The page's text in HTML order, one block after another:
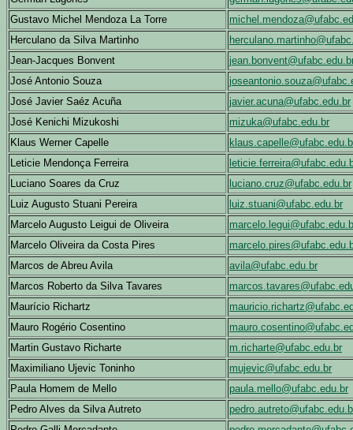
Gustavo Michel Mendoza La Torre
Herculano da Silva Martinho
Jean-Jacques Bonvent
José Antonio Souza
José Javier Saéz Acuña
javier.acuna@ufabc.edu.br
José Kenichi Mizukoshi
mizuka@ufabc.edu.br
Klaus Werner Capelle
Leticie Mendonça Ferreira
Luciano Soares da Cruz
luciano.cruz@ufabc.edu.br
Luiz Augusto Stuani Pereira
luiz.stuani@ufabc.edu.br
Marcelo Augusto Leigui de Oliveira
Marcelo Oliveira da Costa Pires
Marcos de Abreu Avila
avila@ufabc.edu.br
Marcos Roberto da Silva Tavares
Maurício Richartz
Mauro Rogério Cosentino
Martin Gustavo Richarte
m.richarte@ufabc.edu.br
Maximiliano Ujevic Toninho
mujevic@ufabc.edu.br
Paula Homem de Mello
paula.mello@ufabc.edu.br
Pedro Alves da Silva Autreto